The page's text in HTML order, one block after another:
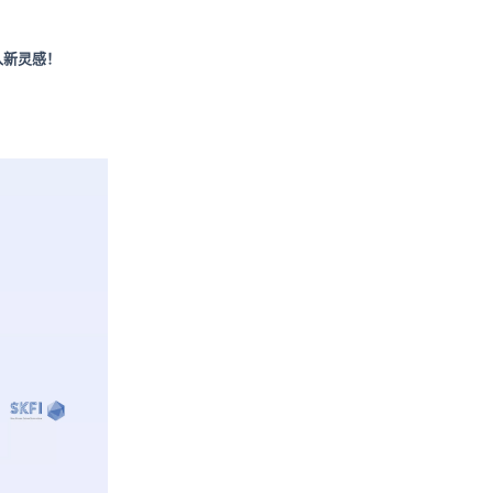
灵感！